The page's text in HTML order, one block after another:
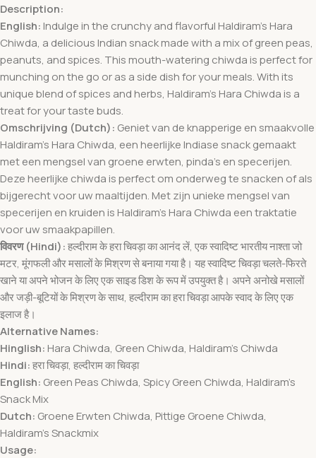
Description:
English: Indulge in the crunchy and flavorful Haldiram’s Hara
Chiwda, a delicious Indian snack made with a mix of green peas,
peanuts, and spices. This mouth-watering chiwda is perfect for
munching on the go or as a side dish for your meals. With its
unique blend of spices and herbs, Haldiram’s Hara Chiwda is a
treat for your taste buds.
Omschrijving (Dutch): Geniet van de knapperige en smaakvolle
Haldiram’s Hara Chiwda, een heerlijke Indiase snack gemaakt
met een mengsel van groene erwten, pinda’s en specerijen.
Deze heerlijke chiwda is perfect om onderweg te snacken of als
bijgerecht voor uw maaltijden. Met zijn unieke mengsel van
specerijen en kruiden is Haldiram’s Hara Chiwda een traktatie
voor uw smaakpapillen.
विवरण (Hindi):हल्दीराम के हरा चिवड़ा का आनंद लें, एक स्वादिष्ट भारतीय नाश्ता जो
मटर, मूंगफली और मसालों के मिश्रण से बनाया गया है। यह स्वादिष्ट चिवड़ा चलते-फिरते
खाने या अपने भोजन के लिए एक साइड डिश के रूप में उपयुक्त है। अपने अनोखे मसालों
और जड़ी-बूटियों के मिश्रण के साथ, हल्दीराम का हरा चिवड़ा आपके स्वाद के लिए एक
इलाज है।
Alternative Names:
Hinglish: Hara Chiwda, Green Chiwda, Haldiram’s Chiwda
Hindi:हरा चिवड़ा, हल्दीराम का चिवड़ा
English: Green Peas Chiwda, Spicy Green Chiwda, Haldiram’s
Snack Mix
Dutch: Groene Erwten Chiwda, Pittige Groene Chiwda,
Haldiram’s Snackmix
Usage: